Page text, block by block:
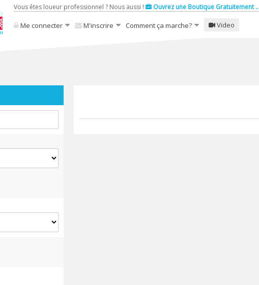
Vous êtes loueur professionnel ? Nous aussi ! Ouvrez une Boutique Gratuitement ..
Me connecter M'inscrire Comment ça marche? Video